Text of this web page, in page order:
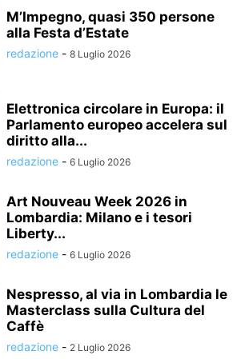
M’Impegno, quasi 350 persone
alla Festa d’Estate
redazione - 8 Luglio 2026
Elettronica circolare in Europa: il
Parlamento europeo accelera sul
diritto alla...
redazione - 6 Luglio 2026
Art Nouveau Week 2026 in
Lombardia: Milano e i tesori
Liberty...
redazione - 6 Luglio 2026
Nespresso, al via in Lombardia le
Masterclass sulla Cultura del
Caffè
redazione - 2 Luglio 2026